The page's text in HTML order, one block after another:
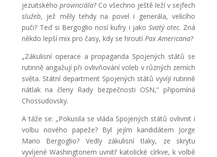
jezuitského provinciála? Co všechno ještě leží v sejfech
služeb, jež měly tehdy na povel i generála, velícího
puči? Teď si Bergoglio nosí kufry i jako Svatý otec. Zná
někdo lepší mix pro časy, kdy se hroutíPax Americana?
„Zákulisní operace a propaganda Spojených států se
rutinně angažují při ovlivňování voleb v různých zemích
světa. Státní department Spojených států vyvíjí rutinně
nátlak na členy Rady bezpečnosti OSN,“ připomíná
Chossudovsky.
A táže se: „Pokusila se vláda Spojených států ovlivnit i
volbu nového papeže? Byl jejím kandidátem Jorge
Mario Bergoglio? Vedly zákulisní tlaky, ze skrytu
vyvíjené Washingtonem uvnitř katolické církve, k volbě